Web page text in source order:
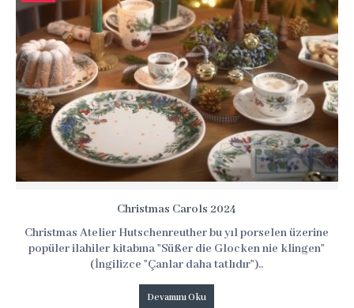
Christmas Carols 2024
Christmas Atelier Hutschenreuther bu yıl porselen üzerine
popüler ilahiler kitabına "Süßer die Glocken nie klingen"
(İngilizce "Çanlar daha tatlıdır")..
Devamını Oku